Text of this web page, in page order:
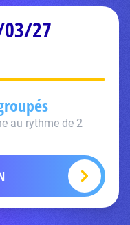
27
au rythme de 2